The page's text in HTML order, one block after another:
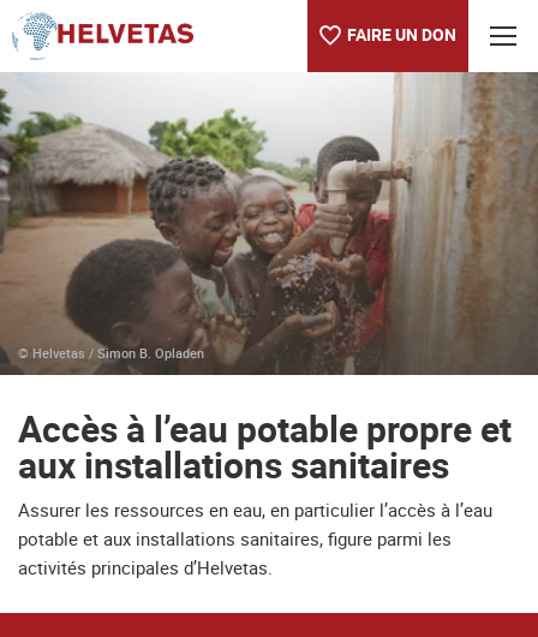
FAIRE UN DON
Table des matières
Accès à l’eau potable propre et aux installations sanitaires
De l’eau potable pour Madina Muhuthage
Parrainage pour l’eau
© Helvetas / Simon B. Opladen
Accès à l’eau potable propre et
aux installations sanitaires
Assurer les ressources en eau, en particulier l’accès à l’eau
potable et aux installations sanitaires, figure parmi les
activités principales d’Helvetas.